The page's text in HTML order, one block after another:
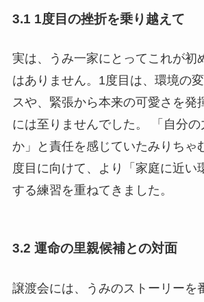
3.1 1度目の挫折を乗り越えて
実は、うみ一家にとってこれが初
はありません。1度目は、環境の
スや、緊張から本来の可愛さを発
には至りませんでした。 「自分
か」と責任を感じていたみりちゃ
度目に向けて、より「家庭に近い
する練習を重ねてきました。
3.2 運命の里親候補との対面
譲渡会には、うみのストーリーを